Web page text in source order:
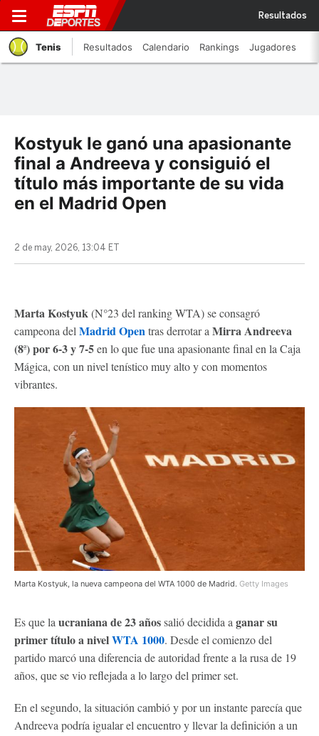
Resultados
Tenis Resultados Calendario Rankings Jugadores
Kostyuk le ganó una apasionante
final a Andreeva y consiguió el
título más importante de su vida
en el Madrid Open
2 de may, 2026, 13:04 ET
Marta Kostyuk(N°23 del ranking WTA) se consagró
campeona del Madrid Opentras derrotar a Mirra Andreeva
(8ª) por 6-3 y 7-5en lo que fue una apasionante final en la Caja
Mágica, con un nivel tenístico muy alto y con momentos
vibrantes.
Marta Kostyuk, la nueva campeona del WTA 1000 de Madrid. Getty Images
Es que la ucraniana de 23 añossalió decidida a ganar su
primer título a nivelWTA 1000. Desde el comienzo del
partido marcó una diferencia de autoridad frente a la rusa de 19
años, que se vio reflejada a lo largo del primer set.
En el segundo, la situación cambió y por un instante parecía que
Andreeva podría igualar el encuentro y llevar la definición a un